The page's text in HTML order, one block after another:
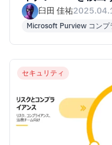
みた臼田 佳祐
Microsoft Purview コンプ
セキュリティ